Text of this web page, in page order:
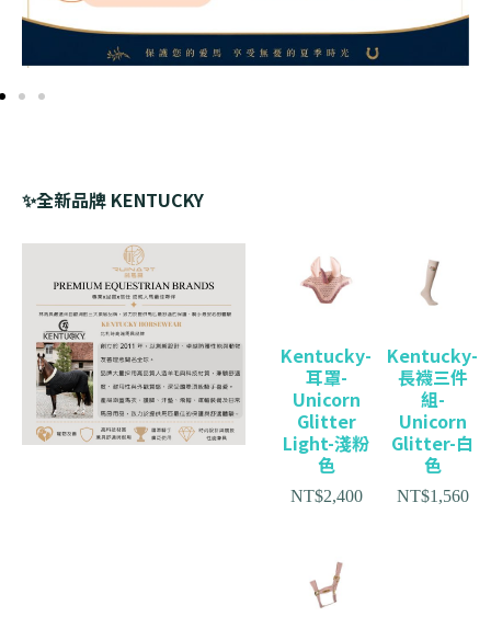
✨全新品牌 KENTUCKY
Kentucky-
耳罩-
Unicorn
Glitter
Light-淺粉
色
NT$2,400
Kentucky-
長襪三件
組-
Unicorn
Glitter-白
色
NT$1,560